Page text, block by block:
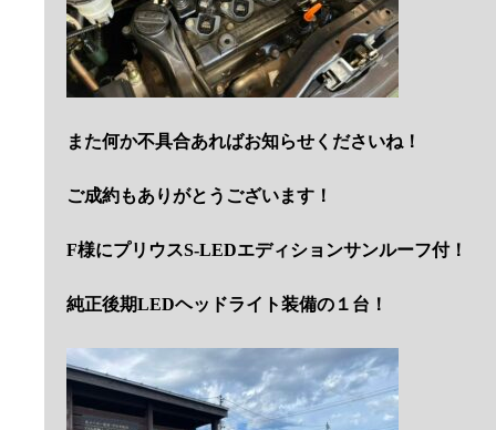
また何か不具合あればお知らせくださいね！
ご成約もありがとうございます！
F様にプリウスS-LEDエディションサンルーフ付！
純正後期LEDヘッドライト装備の１台！